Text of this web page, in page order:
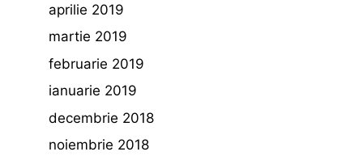
aprilie 2019
martie 2019
februarie 2019
ianuarie 2019
decembrie 2018
noiembrie 2018